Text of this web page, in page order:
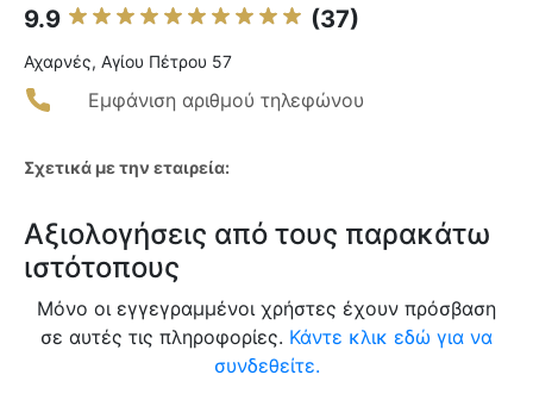
9.9 (37)
Αχαρνές, Αγίου Πέτρου 57
Εμφάνιση αριθμού τηλεφώνου
Σχετικά με την εταιρεία:
Αξιολογήσεις από τους παρακάτω
ιστότοπους
Μόνο οι εγγεγραμμένοι χρήστες έχουν πρόσβαση
σε αυτές τις πληροφορίες. Κάντε κλικ εδώ για να
συνδεθείτε.